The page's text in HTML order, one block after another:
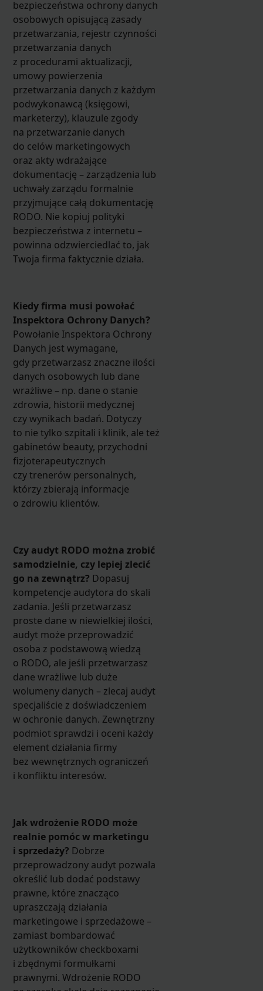
bezpieczeństwa ochrony danych
osobowych opisującą zasady
przetwarzania, rejestr czynności
przetwarzania danych
z procedurami aktualizacji,
umowy powierzenia
przetwarzania danych z każdym
podwykonawcą (księgowi,
marketerzy), klauzule zgody
na przetwarzanie danych
do celów marketingowych
oraz akty wdrażające
dokumentację – zarządzenia lub
uchwały zarządu formalnie
przyjmujące całą dokumentację
RODO. Nie kopiuj polityki
bezpieczeństwa z internetu –
powinna odzwierciedlać to, jak
Twoja firma faktycznie działa.
Kiedy firma musi powołać
Inspektora Ochrony Danych?
Powołanie Inspektora Ochrony
Danych jest wymagane,
gdy przetwarzasz znaczne ilości
danych osobowych lub dane
wrażliwe – np. dane o stanie
zdrowia, historii medycznej
czy wynikach badań. Dotyczy
to nie tylko szpitali i klinik, ale też
gabinetów beauty, przychodni
fizjoterapeutycznych
czy trenerów personalnych,
którzy zbierają informacje
o zdrowiu klientów.
Czy audyt RODO można zrobić
samodzielnie, czy lepiej zlecić
go na zewnątrz? Dopasuj
kompetencje audytora do skali
zadania. Jeśli przetwarzasz
proste dane w niewielkiej ilości,
audyt może przeprowadzić
osoba z podstawową wiedzą
o RODO, ale jeśli przetwarzasz
dane wrażliwe lub duże
wolumeny danych – zlecaj audyt
specjaliście z doświadczeniem
w ochronie danych. Zewnętrzny
podmiot sprawdzi i oceni każdy
element działania firmy
bez wewnętrznych ograniczeń
i konfliktu interesów.
Jak wdrożenie RODO może
realnie pomóc w marketingu
i sprzedaży? Dobrze
przeprowadzony audyt pozwala
określić lub dodać podstawy
prawne, które znacząco
upraszczają działania
marketingowe i sprzedażowe –
zamiast bombardować
użytkowników checkboxami
i zbędnymi formułkami
prawnymi. Wdrożenie RODO